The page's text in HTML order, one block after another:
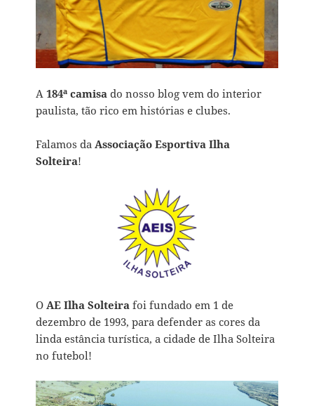
A184ª camisa do nosso blog vem do interior
paulista, tão rico em histórias e clubes.
Falamos daAssociação Esportiva Ilha
Solteira!
OAE Ilha Solteira foi fundado em 1 de
dezembro de 1993, para defender as cores da
linda estância turística, a cidade de Ilha Solteira
no futebol!